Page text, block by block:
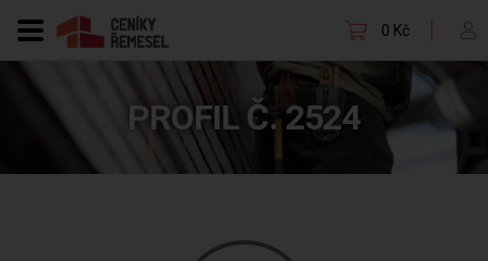
0 Kč
PROFIL Č. 2524